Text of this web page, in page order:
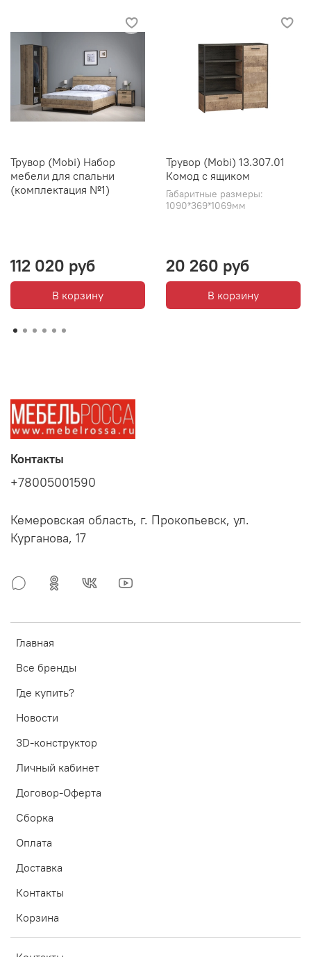
Трувор (Mobi) Набор
мебели для спальни
(комплектация №1)
112 020 руб
В корзину
Трувор (Mobi) 13.307.01
Комод с ящиком
Габаритные размеры:
1090*369*1069мм
20 260 руб
В корзину
Главная
Все бренды
Где купить?
Новости
3D-конструктор
Личный кабинет
Договор-Оферта
Сборка
Оплата
Доставка
Контакты
Корзина
Контакты
+78005001590
Кемеровская область, г. Прокопьевск, ул.
Курганова, 17